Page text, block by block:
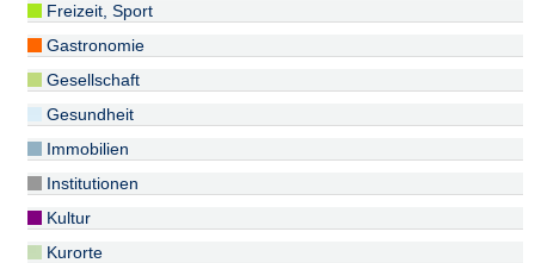
Freizeit, Sport
Gastronomie
Gesellschaft
Gesundheit
Immobilien
Institutionen
Kultur
Kurorte